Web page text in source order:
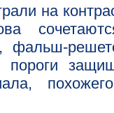
на
фальш-
пороги